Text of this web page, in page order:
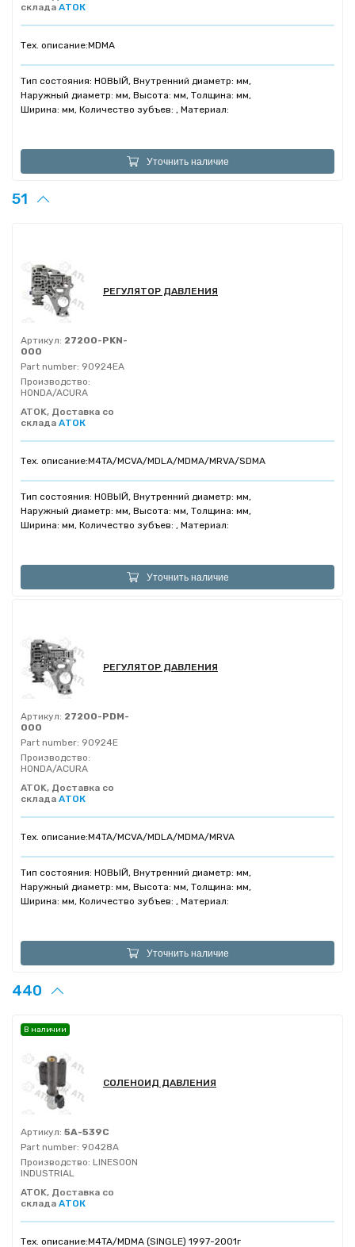
склада АТОК
Тех. описание:MDMA
Тип состояния: НОВЫЙ, Внутренний диаметр: мм,
Наружный диаметр: мм, Высота: мм, Толщина: мм,
Ширина: мм, Количество зубъев: , Материал:
Уточнить наличие
51
РЕГУЛЯТОР ДАВЛЕНИЯ
Артикул: 27200-PKN-
000
Part number: 90924EA
Производство:
HONDA/ACURA
ATOK, Доставка со
склада АТОК
Тех. описание:M4TA/MCVA/MDLA/MDMA/MRVA/SDMA
Тип состояния: НОВЫЙ, Внутренний диаметр: мм,
Наружный диаметр: мм, Высота: мм, Толщина: мм,
Ширина: мм, Количество зубъев: , Материал:
Уточнить наличие
РЕГУЛЯТОР ДАВЛЕНИЯ
Артикул: 27200-PDM-
000
Part number: 90924E
Производство:
HONDA/ACURA
ATOK, Доставка со
склада АТОК
Тех. описание:M4TA/MCVA/MDLA/MDMA/MRVA
Тип состояния: НОВЫЙ, Внутренний диаметр: мм,
Наружный диаметр: мм, Высота: мм, Толщина: мм,
Ширина: мм, Количество зубъев: , Материал:
Уточнить наличие
440
СОЛЕНОИД ДАВЛЕНИЯ
Артикул: 5A-539C
Part number: 90428A
Производство: LINESOON
INDUSTRIAL
ATOK, Доставка со
склада АТОК
Тех. описание:M4TA/MDMA (SINGLE) 1997-2001г
В наличии